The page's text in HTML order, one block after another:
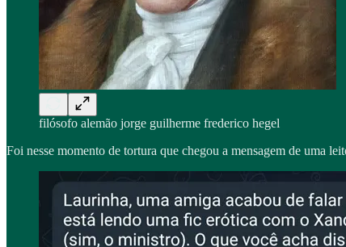
filósofo alemão jorge guilherme frederico hegel
Foi nesse momento de tortura que chegou a mensagem de uma